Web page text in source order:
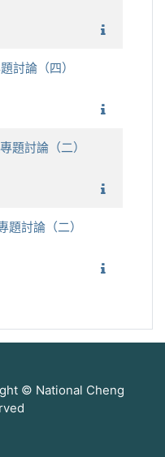
討論（四）
題討論（二）
題討論（二）
© National Cheng